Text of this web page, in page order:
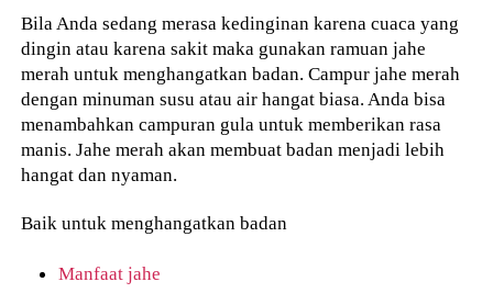
Bila Anda sedang merasa kedinginan karena cuaca yang
dingin atau karena sakit maka gunakan ramuan jahe
merah untuk menghangatkan badan. Campur jahe merah
dengan minuman susu atau air hangat biasa. Anda bisa
menambahkan campuran gula untuk memberikan rasa
manis. Jahe merah akan membuat badan menjadi lebih
hangat dan nyaman.
Baik untuk menghangatkan badan
Manfaat jahe